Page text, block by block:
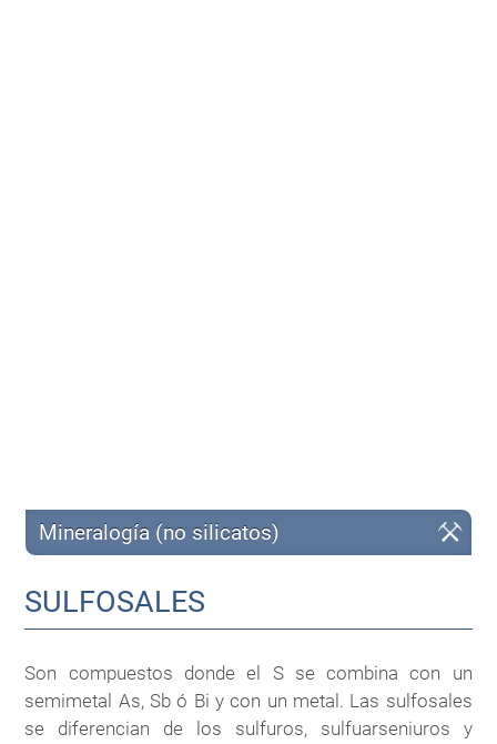
Mineralogía (no silicatos)
SULFOSALES
Son compuestos donde el S se combina con un
semimetal As, Sb ó Bi y con un metal. Las sulfosales
se diferencian de los sulfuros, sulfuarseniuros y